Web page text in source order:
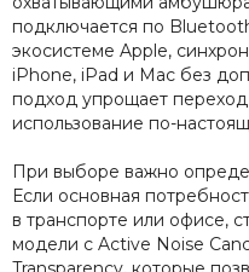
подключается по
экосистеме Apple,
iPhone, iPad и Mac без
подход упрощает
использование по-
При выборе важно
Если основная
в транспорте или офисе,
модели с Active Noise